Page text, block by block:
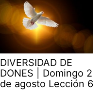
DIVERSIDAD DE
DONES | Domingo 2
de agosto Lección 6